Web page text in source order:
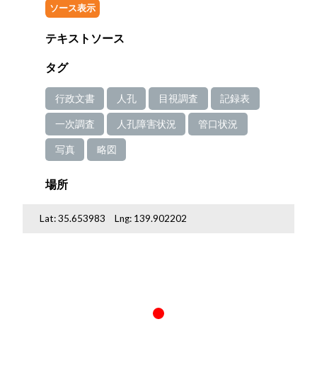
ソース表示
テキストソース
タグ
行政文書 人孔 目視調査 記録表
一次調査 人孔障害状況 管口状況
写真 略図
場所
Lat:35.653983 Lng: 139.902202